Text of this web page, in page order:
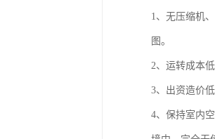
1、无压缩机
图。
2、运转成本
3、出资造价
4、保持室内